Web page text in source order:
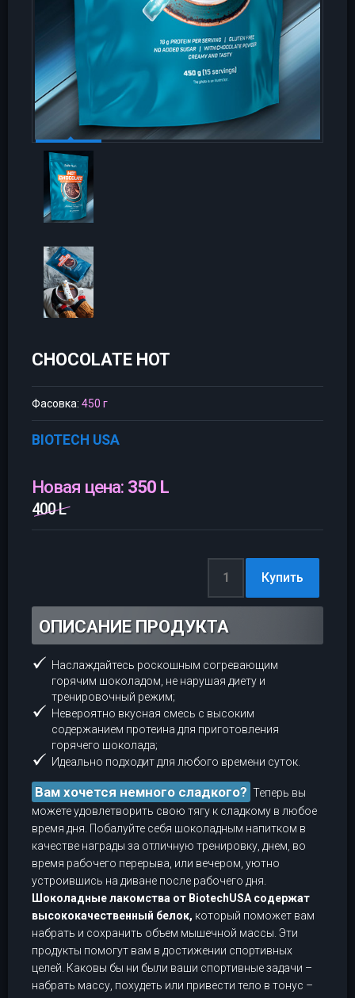
CHOCOLATE HOT
Фасовка: 450 г
BIOTECH USA
Новая цена: 350 L
400 L
ОПИСАНИЕ ПРОДУКТА
Наслаждайтесь роскошным согревающим
горячим шоколадом, не нарушая диету и
тренировочный режим;
Невероятно вкусная смесь с высоким
содержанием протеина для приготовления
горячего шоколада;
Идеально подходит для любого времени суток.
Вам хочется немного сладкого? Теперь вы
можете удовлетворить свою тягу к сладкому в любое
время дня. Побалуйте себя шоколадным напитком в
качестве награды за отличную тренировку, днем, во
время рабочего перерыва, или вечером, уютно
устроившись на диване после рабочего дня.
Шоколадные лакомства от BiotechUSA содержат
высококачественный белок, который поможет вам
набрать и сохранить объем мышечной массы. Эти
продукты помогут вам в достижении спортивных
целей. Каковы бы ни были ваши спортивные задачи –
набрать массу, похудеть или привести тело в тонус –